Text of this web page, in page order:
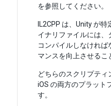
を参照してください。
IL2CPP は、Unity が
イナリファイルには
コンパイルしなけれ
マンスを向上させるこ
どちらのスクリプテ
iOS の両方のプラット
す。